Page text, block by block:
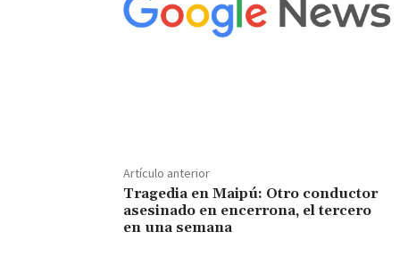
Artículo anterior
Tragedia en Maipú: Otro conductor
asesinado en encerrona, el tercero
en una semana